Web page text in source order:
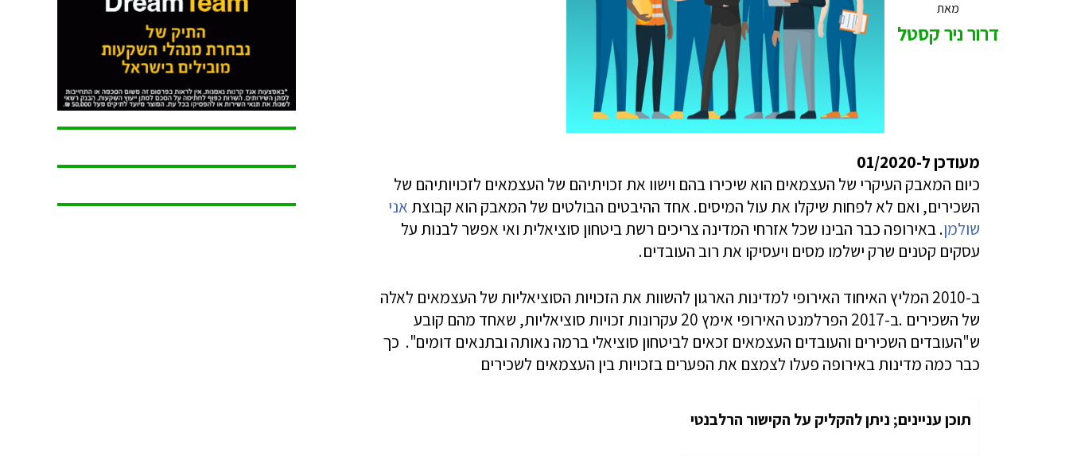
מאת
דרור ניר קסטל
מעודכן ל-01/2020
כיום המאבק העיקרי של העצמאים הוא שיכירו בהם וישוו את זכויתיהם של העצמאים לזכויותיהם של
השכירים, ואם לא לפחות שיקלו את עול המיסים. אחד ההיבטים הבולטים של המאבק הוא קבוצתאני
שולמן. באירופה כבר הבינו שכל אזרחי המדינה צריכים רשת ביטחון סוציאלית ואי אפשר לבנות על
עסקים קטנים שרק ישלמו מסים ויעסיקו את רוב העובדים.
ב-2010 המליץ האיחוד האירופי למדינות הארגון להשוות את הזכויות הסוציאליות של העצמאים לאלה
של השכירים .ב-2017 הפרלמנט האירופי אימץ 20 עקרונות זכויות סוציאליות, שאחד מהם קובע
ש"העובדים השכירים והעובדים העצמאים זכאים לביטחון סוציאלי ברמה נאותה ובתנאים דומים". כך
כבר כמה מדינות באירופה פעלו לצמצם את הפערים בזכויות בין העצמאים לשכירים
תוכן עניינים; ניתן להקליק על הקישור הרלבנטי